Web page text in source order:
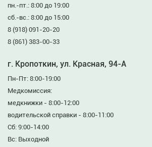
пн.-пт.: 8:00 до 19:00
сб.-вс.: 8:00 до 15:00
8 (918) 091-20-20
8 (861) 383-00-33
г. Кропоткин, ул. Красная, 94-А
Пн-Пт: 8:00-19:00
Медкомиссия:
медкнижки - 8:00-12:00
водительской справки - 8:00-11:00
Сб: 9:00-14:00
Вс: Выходной